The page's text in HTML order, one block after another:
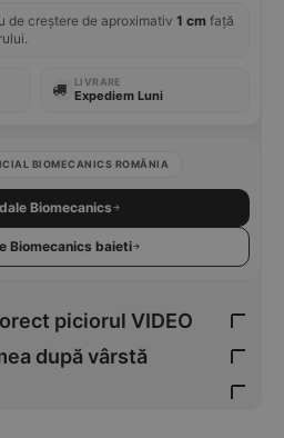
de creștere de aproximativ 1 cm față
LIVRARE
Expediem Luni
BIOMECANICS ROMÂNIA
Biomecanics
Biomecanics baieti
piciorul VIDEO
după vârstă